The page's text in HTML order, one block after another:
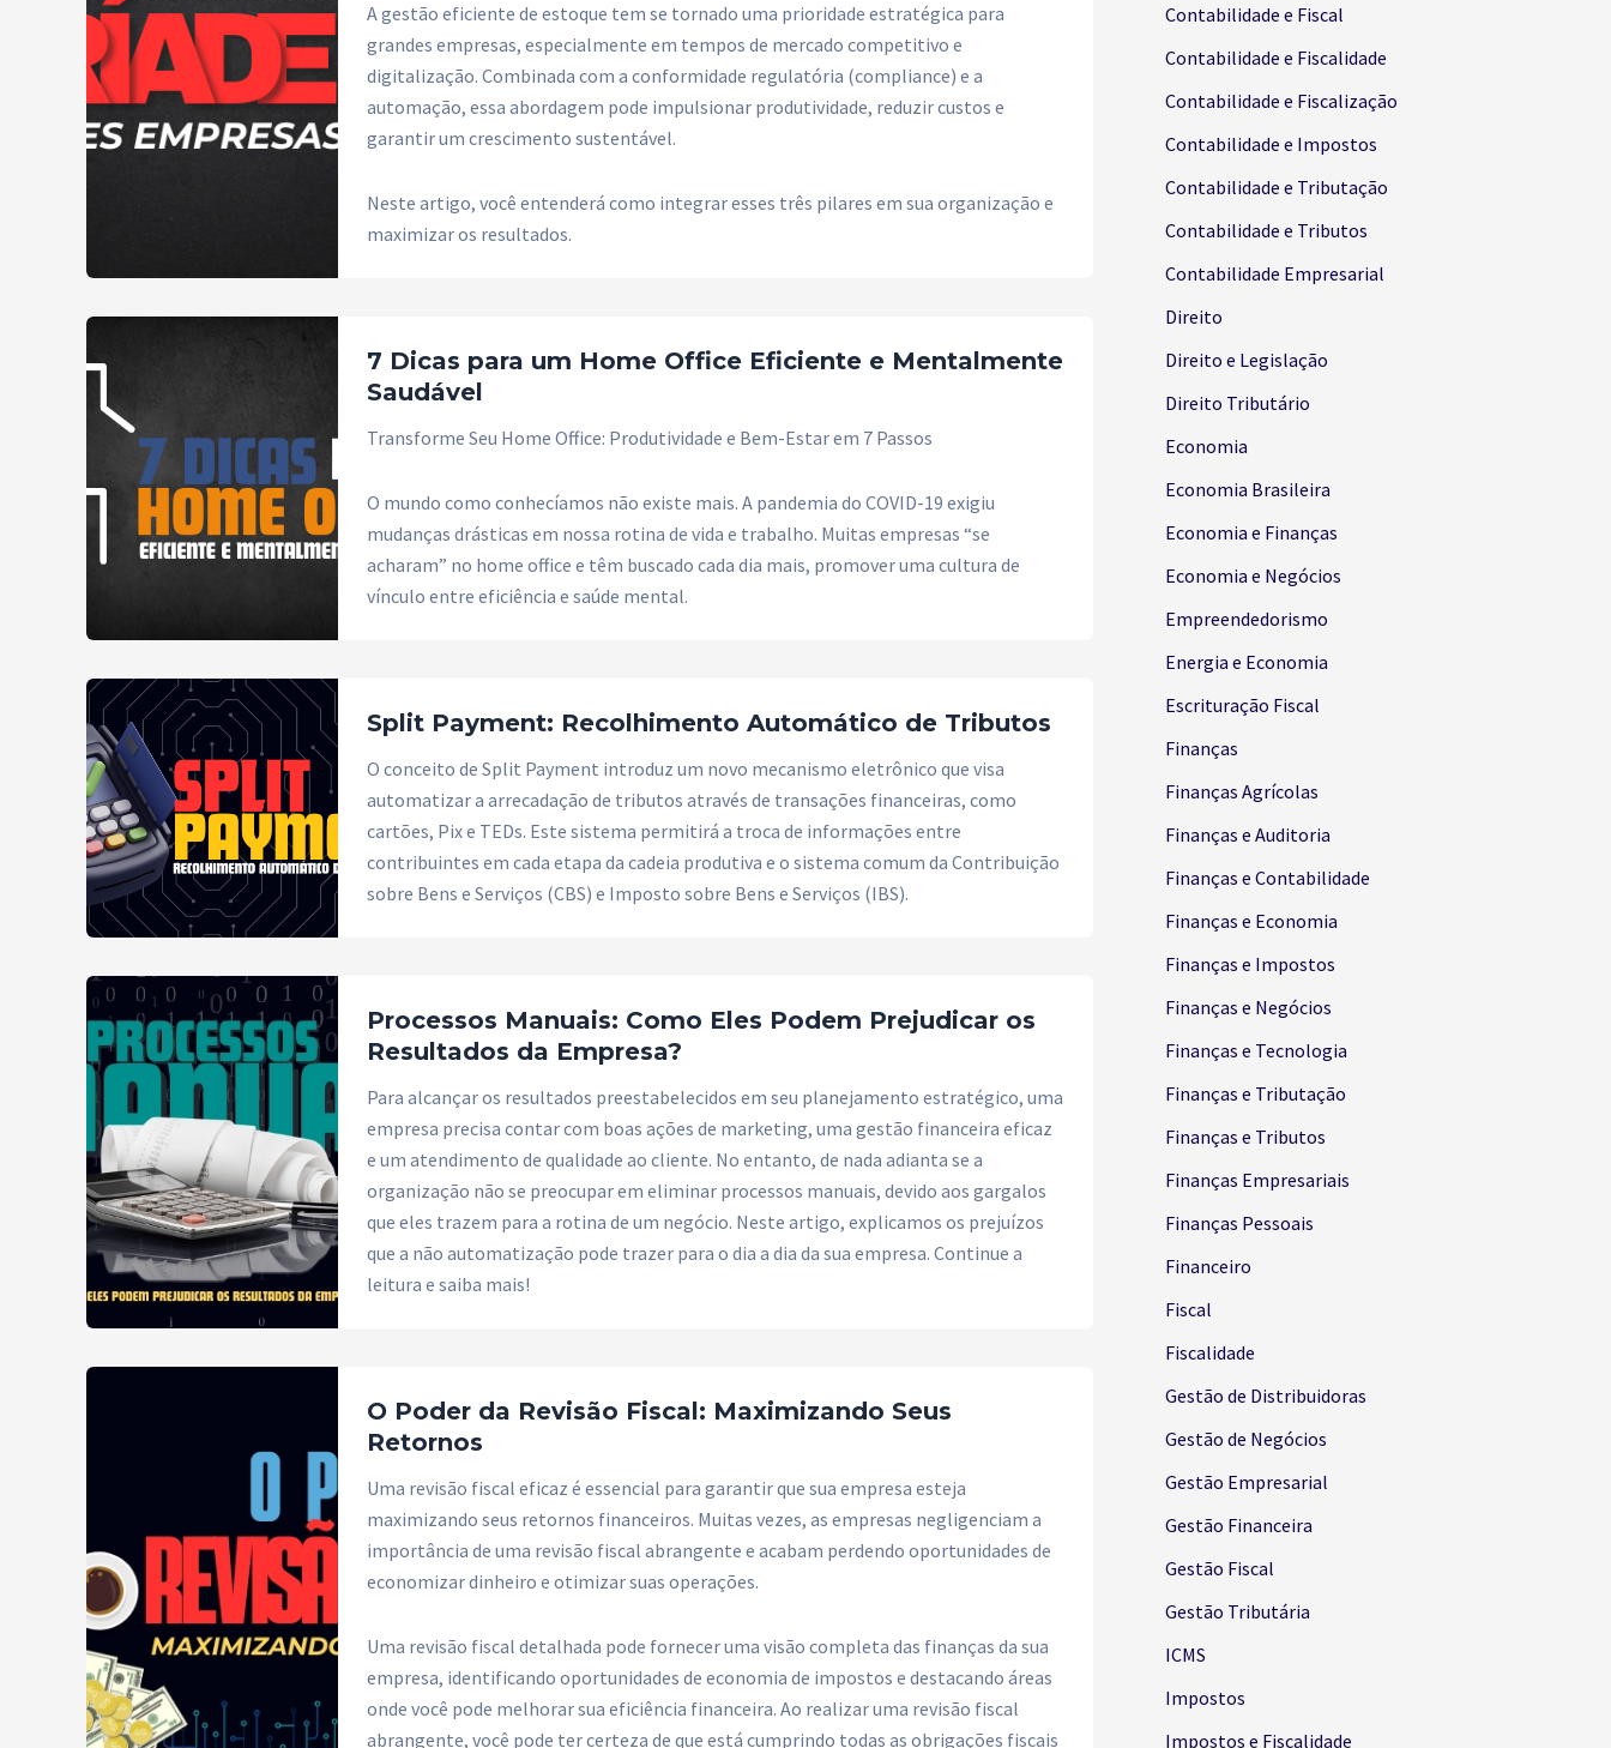
A gestão eficiente de estoque tem se tornado uma prioridade estratégica para
grandes empresas, especialmente em tempos de mercado competitivo e
digitalização. Combinada com a conformidade regulatória (compliance) e a
automação, essa abordagem pode impulsionar produtividade, reduzir custos e
garantir um crescimento sustentável.
Neste artigo, você entenderá como integrar esses três pilares em sua organização e
maximizar os resultados.
7 Dicas para um Home Office Eficiente e Mentalmente
Saudável
Transforme Seu Home Office: Produtividade e Bem-Estar em 7 Passos
O mundo como conhecíamos não existe mais. A pandemia do COVID-19 exigiu
mudanças drásticas em nossa rotina de vida e trabalho. Muitas empresas “se
acharam” no home office e têm buscado cada dia mais, promover uma cultura de
vínculo entre eficiência e saúde mental.
Split Payment: Recolhimento Automático de Tributos
O conceito de Split Payment introduz um novo mecanismo eletrônico que visa
automatizar a arrecadação de tributos através de transações financeiras, como
cartões, Pix e TEDs. Este sistema permitirá a troca de informações entre
contribuintes em cada etapa da cadeia produtiva e o sistema comum da Contribuição
sobre Bens e Serviços (CBS) e Imposto sobre Bens e Serviços (IBS).
Processos Manuais: Como Eles Podem Prejudicar os
Resultados da Empresa?
Para alcançar os resultados preestabelecidos em seu planejamento estratégico, uma
empresa precisa contar com boas ações de marketing, uma gestão financeira eficaz
e um atendimento de qualidade ao cliente. No entanto, de nada adianta se a
organização não se preocupar em eliminar processos manuais, devido aos gargalos
que eles trazem para a rotina de um negócio. Neste artigo, explicamos os prejuízos
que a não automatização pode trazer para o dia a dia da sua empresa. Continue a
leitura e saiba mais!
O Poder da Revisão Fiscal: Maximizando Seus
Retornos
Uma revisão fiscal eficaz é essencial para garantir que sua empresa esteja
maximizando seus retornos financeiros. Muitas vezes, as empresas negligenciam a
importância de uma revisão fiscal abrangente e acabam perdendo oportunidades de
economizar dinheiro e otimizar suas operações.
Uma revisão fiscal detalhada pode fornecer uma visão completa das finanças da sua
empresa, identificando oportunidades de economia de impostos e destacando áreas
onde você pode melhorar sua eficiência financeira. Ao realizar uma revisão fiscal
abrangente, você pode ter certeza de que está cumprindo todas as obrigações fiscais
Contabilidade e Fiscal
Contabilidade e Fiscalidade
Contabilidade e Fiscalização
Contabilidade e Impostos
Contabilidade e Tributação
Contabilidade e Tributos
Contabilidade Empresarial
Direito
Direito e Legislação
Direito Tributário
Economia
Economia Brasileira
Economia e Finanças
Economia e Negócios
Empreendedorismo
Energia e Economia
Escrituração Fiscal
Finanças
Finanças Agrícolas
Finanças e Auditoria
Finanças e Contabilidade
Finanças e Economia
Finanças e Impostos
Finanças e Negócios
Finanças e Tecnologia
Finanças e Tributação
Finanças e Tributos
Finanças Empresariais
Finanças Pessoais
Financeiro
Fiscal
Fiscalidade
Gestão de Distribuidoras
Gestão de Negócios
Gestão Empresarial
Gestão Financeira
Gestão Fiscal
Gestão Tributária
ICMS
Impostos
Impostos e Fiscalidade